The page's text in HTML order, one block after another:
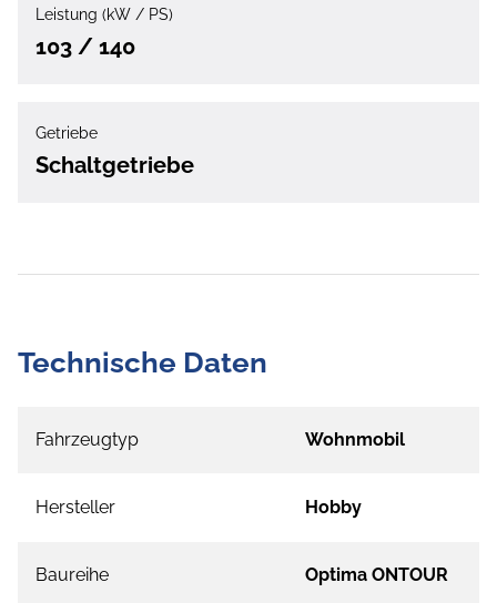
Leistung (kW / PS)
103 / 140
Getriebe
Schaltgetriebe
Technische Daten
Fahrzeugtyp Wohnmobil
Hersteller Hobby
Baureihe Optima ONTOUR